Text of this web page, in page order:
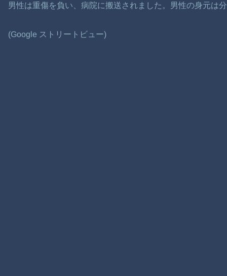
男性は重傷を負い、病院に搬送されました。男性の身元は
(Google ストリートビュー)